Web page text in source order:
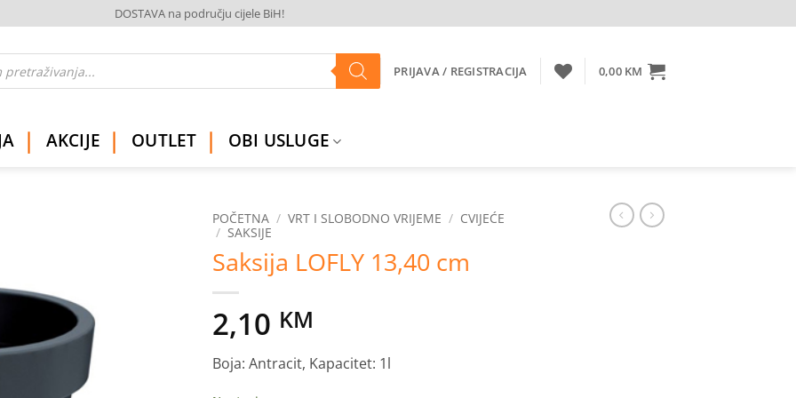
DOSTAVA na području cijele BiH!
PRIJAVA / REGISTRACIJA 0,00 KM
AKCIJE OUTLET OBI USLUGE
POČETNA / VRT I SLOBODNO VRIJEME / CVIJEĆE
/ SAKSIJE
Saksija LOFLY 13,40 cm
2,10 KM
Boja: Antracit, Kapacitet: 1l